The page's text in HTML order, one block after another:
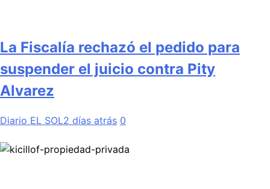
La Fiscalía rechazó el pedido para
suspender el juicio contra Pity
Alvarez
Diario EL SOL2 días atrás 0